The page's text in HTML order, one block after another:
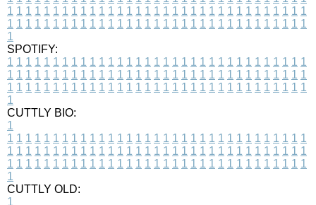
1 1 1 1 1 1 1 1 1 1 1 1 1 1 1 1 1 1 1 1 1 1 1 1 1 1 1 1 1 1 1 1 1
1 1 1 1 1 1 1 1 1 1 1 1 1 1 1 1 1 1 1 1 1 1 1 1 1 1 1 1 1 1 1 1 1
1
SPOTIFY:
1 1 1 1 1 1 1 1 1 1 1 1 1 1 1 1 1 1 1 1 1 1 1 1 1 1 1 1 1 1 1 1 1
1 1 1 1 1 1 1 1 1 1 1 1 1 1 1 1 1 1 1 1 1 1 1 1 1 1 1 1 1 1 1 1 1
1 1 1 1 1 1 1 1 1 1 1 1 1 1 1 1 1 1 1 1 1 1 1 1 1 1 1 1 1 1 1 1 1
1
CUTTLY BIO:
1
1 1 1 1 1 1 1 1 1 1 1 1 1 1 1 1 1 1 1 1 1 1 1 1 1 1 1 1 1 1 1 1 1
1 1 1 1 1 1 1 1 1 1 1 1 1 1 1 1 1 1 1 1 1 1 1 1 1 1 1 1 1 1 1 1 1
1 1 1 1 1 1 1 1 1 1 1 1 1 1 1 1 1 1 1 1 1 1 1 1 1 1 1 1 1 1 1 1 1
1
CUTTLY OLD:
1